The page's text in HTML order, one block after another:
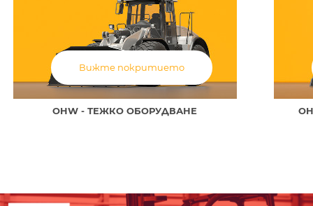
Вижте покритието
OHW - ТЕЖКО ОБОРУДВАНЕ